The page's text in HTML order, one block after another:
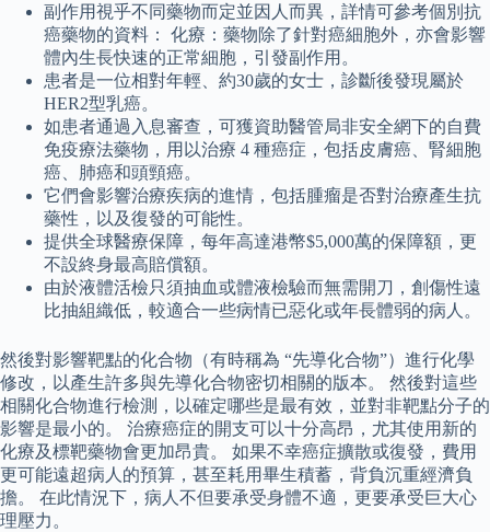
副作用視乎不同藥物而定並因人而異，詳情可參考個別抗
癌藥物的資料： 化療：藥物除了針對癌細胞外，亦會影響
體內生長快速的正常細胞，引發副作用。
患者是一位相對年輕、約30歲的女士，診斷後發現屬於
HER2型乳癌。
如患者通過入息審查，可獲資助醫管局非安全網下的自費
免疫療法藥物，用以治療 4 種癌症，包括皮膚癌、腎細胞
癌、肺癌和頭頸癌。
它們會影響治療疾病的進情，包括腫瘤是否對治療產生抗
藥性，以及復發的可能性。
提供全球醫療保障，每年高達港幣$5,000萬的保障額，更
不設終身最高賠償額。
由於液體活檢只須抽血或體液檢驗而無需開刀，創傷性遠
比抽組織低，較適合一些病情已惡化或年長體弱的病人。
然後對影響靶點的化合物（有時稱為 “先導化合物”）進行化學
修改，以產生許多與先導化合物密切相關的版本。 然後對這些
相關化合物進行檢測，以確定哪些是最有效，並對非靶點分子的
影響是最小的。 治療癌症的開支可以十分高昂，尤其使用新的
化療及標靶藥物會更加昂貴。 如果不幸癌症擴散或復發，費用
更可能遠超病人的預算，甚至耗用畢生積蓄，背負沉重經濟負
擔。 在此情況下，病人不但要承受身體不適，更要承受巨大心
理壓力。